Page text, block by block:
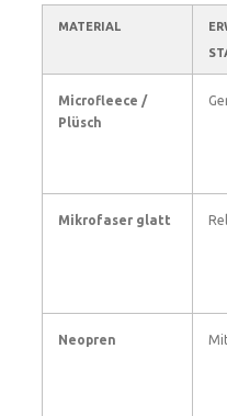
MATERIAL
Microfleece /
Plüsch
Mikrofaser glatt
Neopren